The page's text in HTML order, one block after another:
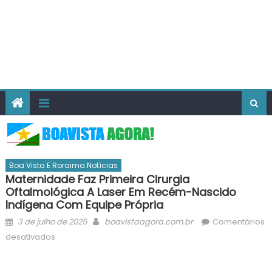
Boa Vista E Roraima Notícias
Maternidade Faz Primeira Cirurgia
Oftalmológica A Laser Em Recém-Nascido
Indígena Com Equipe Própria
Posted
on
3 de julho de 2025 Author
boavistaagora.com.br
Comentários
desativadosem